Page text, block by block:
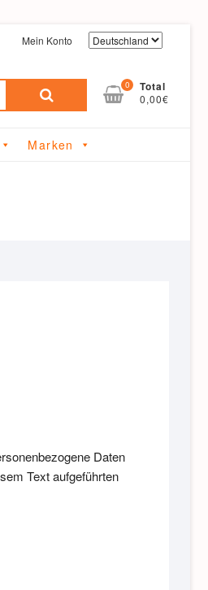
Mein Konto
Suchen
0 Total
0,00€
Marken
Daten
Text aufgeführten